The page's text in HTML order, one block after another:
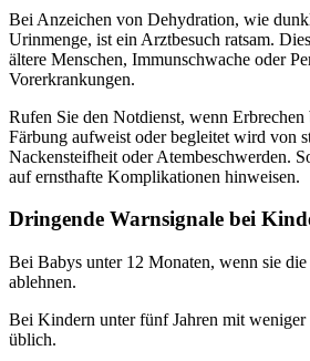
Bei Anzeichen von Dehydration, wie
Urinmenge, ist ein Arztbesuch ratsam.
ältere Menschen, Immunschwache oder
Vorerkrankungen.
Rufen Sie den Notdienst, wenn
Färbung aufweist oder begleitet wird von
Nackensteifheit oder Atembeschwerden.
auf ernsthafte Komplikationen hinweisen.
Dringende Warnsignale bei
Bei Babys unter 12 Monaten, wenn sie
ablehnen.
Bei Kindern unter fünf Jahren mit weniger
üblich.